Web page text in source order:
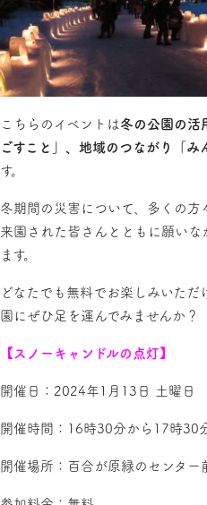
こちらのイベントは冬の公園の活
ごすこと」、地域のつながり
「み
す。
冬期間の災害について、多くの
来園された皆さんとともに願い
ます。
どなたでも無料でお楽しみいた
園にぜひ足を運んでみませんか？
【スノーキャンドルの点灯】
開催日：2024年1月13日 土曜日
開催時間：16時30分から17時30
開催場所：百合が原緑のセンター